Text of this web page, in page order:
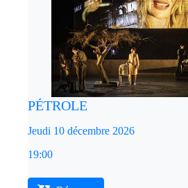
PÉTROLE
Jeudi 10 décembre 2026
19:00